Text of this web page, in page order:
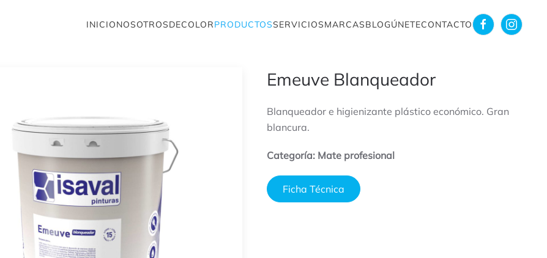
INICIONOSOTROSDECOLORPRODUCTOSSERVICIOSMARCASBLOGÚNETECONTACTO
Emeuve Blanqueador
Blanqueador e higienizante plástico económico. Gran
blancura.
Categoría: Mate profesional
Ficha Técnica